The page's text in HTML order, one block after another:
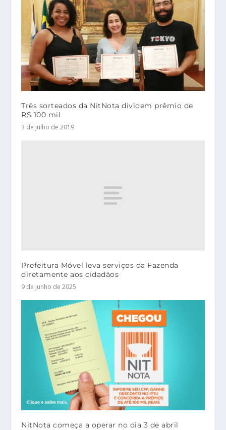
Três sorteados da NitNota dividem prêmio de
R$ 100 mil
3 de julho de 2019
Prefeitura Móvel leva serviços da Fazenda
diretamente aos cidadãos
9 de junho de 2025
NitNota começa a operar no dia 3 de abril